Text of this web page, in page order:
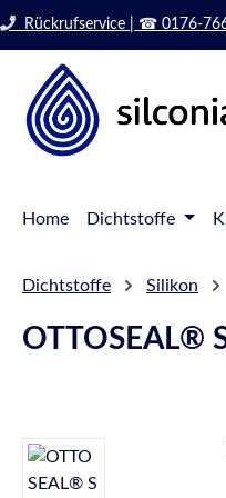
Hauptinhalt springen
Zur Suche springen
Zur Hauptnavigation
Rückrufservice | ☎ 0176-
Home Dichtstoffe
Dichtstoffe Silikon
OTTOSEAL®
Bildergalerie überspringen